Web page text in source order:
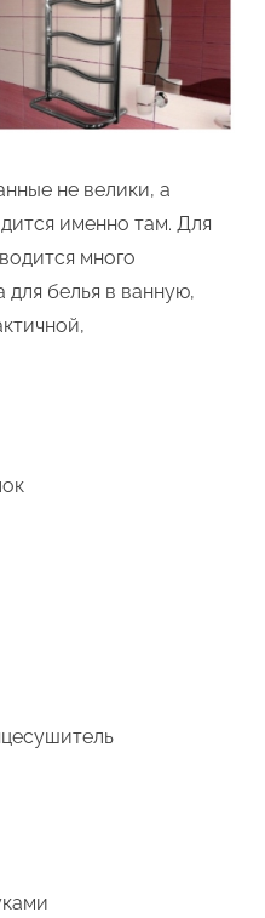
не велики, а
именно там. Для
много
белья в ванную,